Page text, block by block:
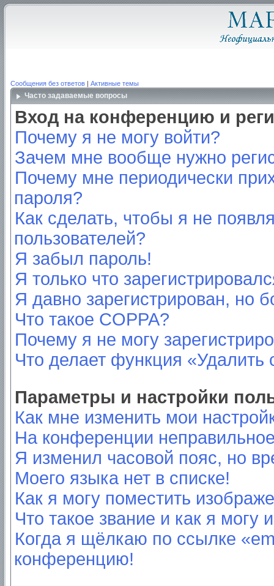
Сообщения без ответов | Активные темы
Часто задаваемые вопросы
Вход на конференцию и
Почему я не могу войти?
Зачем мне вообще нужно
Почему мне периодически
пароля?
Как сделать, чтобы я не
пользователей?
Я забыл пароль!
Я только что
Я давно зарегистрирован, но
Что такое COPPA?
Почему я не могу
Что делает функция
Параметры и настройки
Как мне изменить мои
На конференции
Я изменил часовой пояс, но
Моего языка нет в списке!
Как я могу поместить
Что такое звание и как я могу
Когда я щёлкаю по ссылке
конференцию!